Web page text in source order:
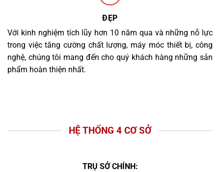
ĐẸP
Với kinh nghiệm tích lũy hơn 10 năm qua và những nỗ lực
trong việc tăng cường chất lượng, máy móc thiết bị, công
nghệ, chúng tôi mang đến cho quý khách hàng những sản
phẩm hoàn thiện nhất.
HỆ THỐNG 4 CƠ SỞ
TRỤ SỞ CHÍNH: